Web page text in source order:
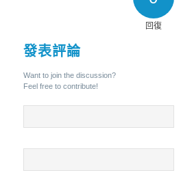
回復
發表評論
Want to join the discussion?
Feel free to contribute!